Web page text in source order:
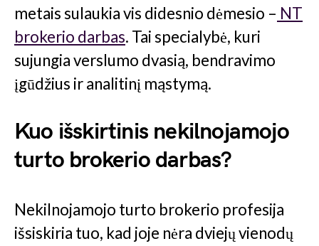
metais sulaukia vis didesnio dėmesio – NT
brokerio darbas. Tai specialybė, kuri
sujungia verslumo dvasią, bendravimo
įgūdžius ir analitinį mąstymą.
Kuo išskirtinis nekilnojamojo
turto brokerio darbas?
Nekilnojamojo turto brokerio profesija
išsiskiria tuo, kad joje nėra dviejų vienodų